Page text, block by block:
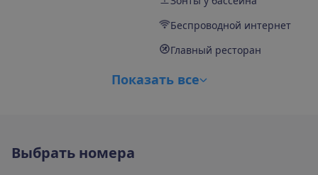
Беспроводной интернет
Главный ресторан
Показать все
Выбрать номера